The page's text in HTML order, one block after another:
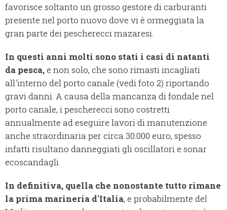
favorisce soltanto un grosso gestore di carburanti
presente nel porto nuovo dove vi è ormeggiata la
gran parte dei pescherecci mazaresi.
In questi anni molti sono stati i casi di natanti
da pesca,e non solo, che sono rimasti incagliati
all'interno del porto canale (vedi foto 2) riportando
gravi danni. A causa della mancanza di fondale nel
porto canale, i pescherecci sono costretti
annualmente ad eseguire lavori di manutenzione
anche straordinaria per circa 30.000 euro, spesso
infatti risultano danneggiati gli oscillatori e sonar
ecoscandagli
In definitiva, quella che nonostante tutto rimane
la prima marineria d'Italia, e probabilmente del